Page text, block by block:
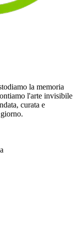
la memoria
l'arte invisibile
curata e